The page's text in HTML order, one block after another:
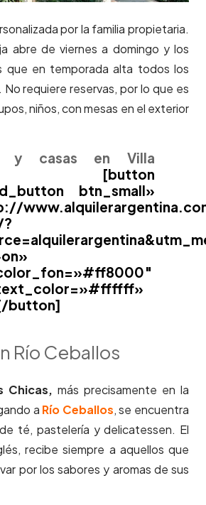
por la familia propietaria.
abre de viernes a domingo y los
que en temporada alta todos los
requiere reservas, por lo que es
niños, con mesas en el exterior
y casas en Villa
[button
btn_small»
button]
Río Ceballos
Chicas, más precisamente en la
a Río Ceballos, se encuentra
té, pastelería y delicatessen. El
recibe siempre a aquellos que
por los sabores y aromas de sus